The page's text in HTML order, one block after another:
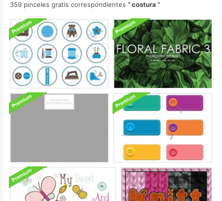
359 pinceles gratis correspondientes
costura